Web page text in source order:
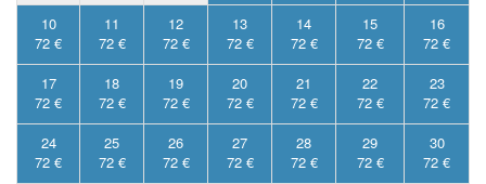
10
72 €
11
72 €
12
72 €
13
72 €
14
72 €
15
72 €
16
72 €
17
72 €
18
72 €
19
72 €
20
72 €
21
72 €
22
72 €
23
72 €
24
72 €
25
72 €
26
72 €
27
72 €
28
72 €
29
72 €
30
72 €